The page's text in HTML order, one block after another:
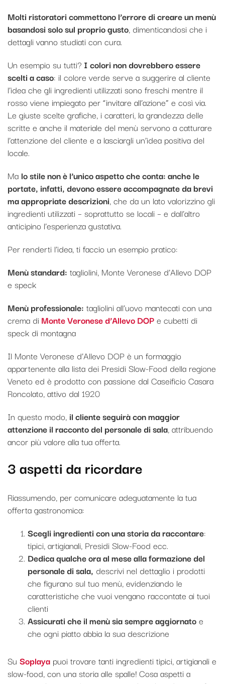
Molti ristoratori commettono l’errore di creare un menù
basandosi solo sul proprio gusto, dimenticandosi che i
dettagli vanno studiati con cura.
Un esempio su tutti? I colori non dovrebbero essere
scelti a caso: il colore verde serve a suggerire al cliente
l’idea che gli ingredienti utilizzati sono freschi mentre il
rosso viene impiegato per “invitare all’azione” e così via.
Le giuste scelte grafiche, i caratteri, la grandezza delle
scritte e anche il materiale del menù servono a catturare
l’attenzione del cliente e a lasciargli un’idea positiva del
locale.
Ma lo stile non è l’unico aspetto che conta: anche le
portate, infatti, devono essere accompagnate da brevi
ma appropriate descrizioni, che da un lato valorizzino gli
ingredienti utilizzati – soprattutto se locali – e dall’altro
anticipino l’esperienza gustativa.
Per renderti l’idea, ti faccio un esempio pratico:
Menù standard: tagliolini, Monte Veronese d’Allevo DOP
e speck
Menù professionale: tagliolini all’uovo mantecati con una
crema di Monte Veronese d’Allevo DOPe cubetti di
speck di montagna
Il Monte Veronese d’Allevo DOP è un formaggio
appartenente alla lista dei Presidi Slow-Food della regione
Veneto ed è prodotto con passione dal Caseificio Casara
Roncolato, attivo dal 1920
In questo modo, il cliente seguirà con maggior
attenzione il racconto del personale di sala, attribuendo
ancor più valore alla tua offerta.
3 aspetti da ricordare
Riassumendo, per comunicare adeguatamente la tua
offerta gastronomica:
Scegli ingredienti con una storia da raccontare:
tipici, artigianali, Presidi Slow-Food ecc.
Dedica qualche ora al mese alla formazione del
personale di sala, descrivi nel dettaglio i prodotti
che figurano sul tuo menù, evidenziando le
caratteristiche che vuoi vengano raccontate ai tuoi
clienti
Assicurati che il menù sia sempre aggiornatoe
che ogni piatto abbia la sua descrizione
Su Soplaya puoi trovare tanti ingredienti tipici, artigianali e
slow-food, con una storia alle spalle! Cosa aspetti a